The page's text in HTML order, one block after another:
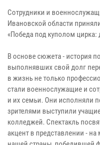
Сотрудники и
Ивановской области
«Победа под куполом цирка:
В основе сюжета - история
выполнявших свой долг
в жизнь не только
стали военнослужащие и
и их семьи. Они исполняли
зрителями выступили
колледжей. Спектакль
акцент в представлении -